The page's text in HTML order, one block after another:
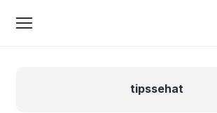
tipssehat